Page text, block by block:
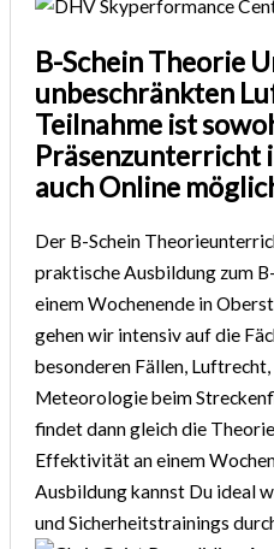
B-Schein Theorie
unbeschränkten
Teilnahme ist
Präsenzunterricht
auch Online
Der B-Schein
praktische Ausbildung zum
einem Wochenende in
gehen wir intensiv auf die
besonderen Fällen,
Meteorologie beim
findet dann gleich die
Effektivität an einem
Ausbildung kannst Du ideal
und Sicherheitstrainings